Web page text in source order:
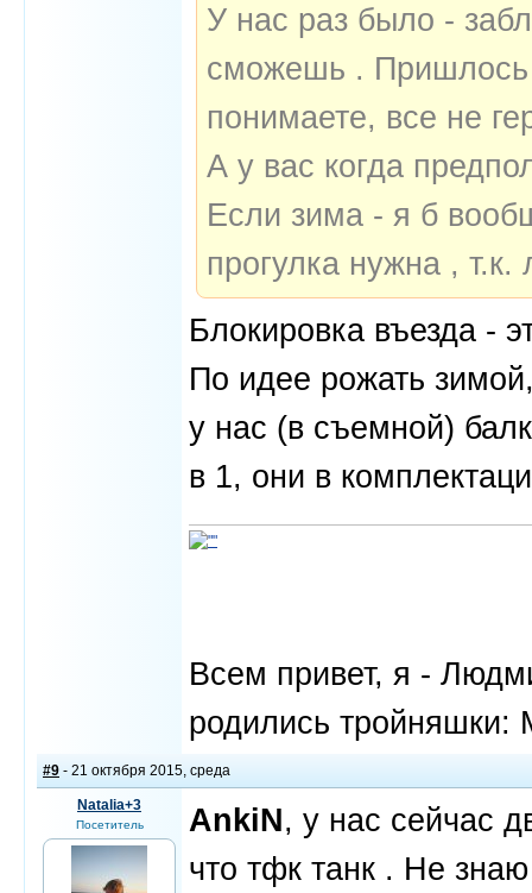
У нас раз было -
сможешь . Пришлось
понимаете, все не
А у вас когда
Если зима - я б
прогулка нужна ,
Блокировка въезда -
По идее рожать
у нас (в съемной)
в 1, они в
Всем привет, я -
родились тройняшки:
#9 - 21 октября 2015, среда
Natalia+3
Посетитель AnkiN, у нас сейчас
что тфк танк . Не